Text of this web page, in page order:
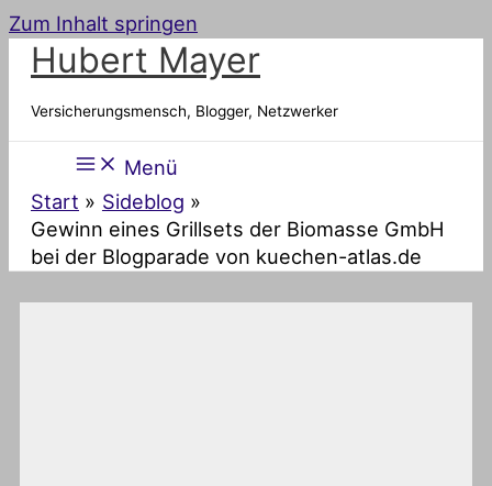
Zum Inhalt springen
Hubert Mayer
Versicherungsmensch, Blogger, Netzwerker
Menü
Start
Sideblog
Gewinn eines Grillsets der Biomasse GmbH
bei der Blogparade von kuechen-atlas.de